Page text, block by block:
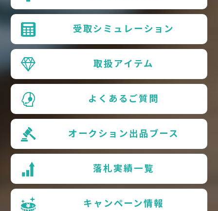
受取シミュレーション
取扱アイテム
よくあるご質問
オークション出品ブース
落札実績一覧
キャンペーン情報